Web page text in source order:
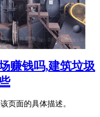
赚钱吗,建筑垃圾
页面的具体描述。